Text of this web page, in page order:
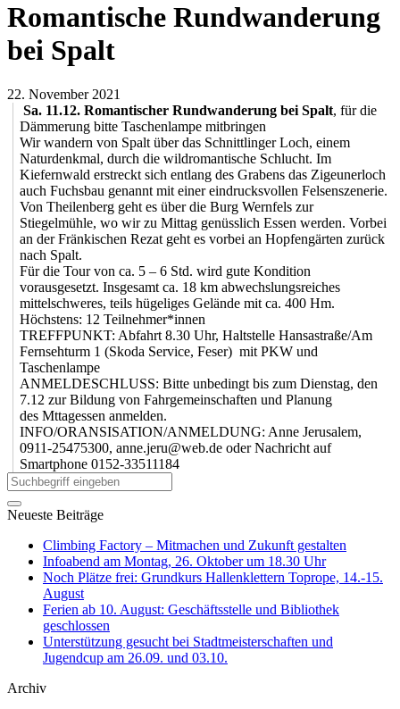
Romantische Rundwanderung
bei Spalt
22. November 2021
Sa. 11.12. Romantischer Rundwanderung bei Spalt, für die
Dämmerung bitte Taschenlampe mitbringen
Wir wandern von Spalt über das Schnittlinger Loch, einem
Naturdenkmal, durch die wildromantische Schlucht. Im
Kiefernwald erstreckt sich entlang des Grabens das Zigeunerloch
auch Fuchsbau genannt mit einer eindrucksvollen Felsenszenerie.
Von Theilenberg geht es über die Burg Wernfels zur
Stiegelmühle, wo wir zu Mittag genüsslich Essen werden. Vorbei
an der Fränkischen Rezat geht es vorbei an Hopfengärten zurück
nach Spalt.
Für die Tour von ca. 5 – 6 Std. wird gute Kondition
vorausgesetzt. Insgesamt ca. 18 km abwechslungsreiches
mittelschweres, teils hügeliges Gelände mit ca. 400 Hm.
Höchstens: 12 Teilnehmer*innen
TREFFPUNKT: Abfahrt 8.30 Uhr, Haltstelle Hansastraße/Am
Fernsehturm 1 (Skoda Service, Feser) mit PKW und
Taschenlampe
ANMELDESCHLUSS: Bitte unbedingt bis zum Dienstag, den
7.12 zur Bildung von Fahrgemeinschaften und Planung
des Mttagessen anmelden.
INFO/ORANSISATION/ANMELDUNG: Anne Jerusalem,
0911-25475300,anne.jeru@web.de oder Nachricht auf
Smartphone 0152-33511184
Neueste Beiträge
Climbing Factory – Mitmachen und Zukunft gestalten
Infoabend am Montag, 26. Oktober um 18.30 Uhr
Noch Plätze frei: Grundkurs Hallenklettern Toprope, 14.-15.
August
Ferien ab 10. August: Geschäftsstelle und Bibliothek
geschlossen
Unterstützung gesucht bei Stadtmeisterschaften und
Jugendcup am 26.09. und 03.10.
Archiv